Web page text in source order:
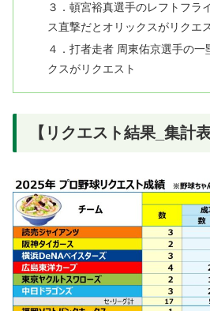
３．頓宮裕真選手のレフトフラ
ス直撃だとオリックスがリクエ
４．打者走者 周東佑京選手の一
クスがリクエスト
【リクエスト結果_集計表